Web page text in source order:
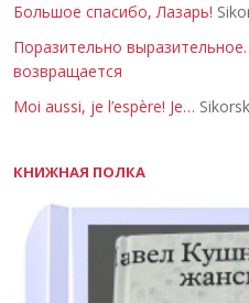
Большое спасибо, Лазарь!
Поразительно
возвращается
Moi aussi, je l’espère! Je…
КНИЖНАЯ ПОЛКА